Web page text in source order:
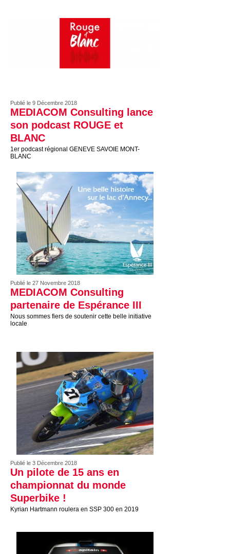
Publié le 9 Décembre 2018
MEDIACOM Consulting lance
son podcast ROUGE et
BLANC
1er podcast régional GENEVE SAVOIE MONT-
BLANC
Publié le 27 Novembre 2018
MEDIACOM Consulting
partenaire de Espérance III
Nous sommes fiers de soutenir cette belle initiative
locale
Publié le 3 Décembre 2018
Un pilote de 15 ans en
championnat du monde
Superbike !
Kyrian Hartmann roulera en SSP 300 en 2019